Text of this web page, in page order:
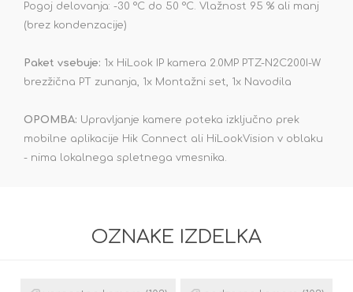
Pogoj delovanja: -30 °C do 50 °C. Vlažnost 95 % ali manj
(brez kondenzacije)
Paket vsebuje: 1x HiLook IP kamera 2.0MP PTZ-N2C200I-W
brezžična PT zunanja, 1x Montažni set, 1x Navodila
OPOMBA: Upravljanje kamere poteka izključno prek
mobilne aplikacije Hik Connect ali HiLookVision v oblaku
- nima lokalnega spletnega vmesnika.
OZNAKE IZDELKA